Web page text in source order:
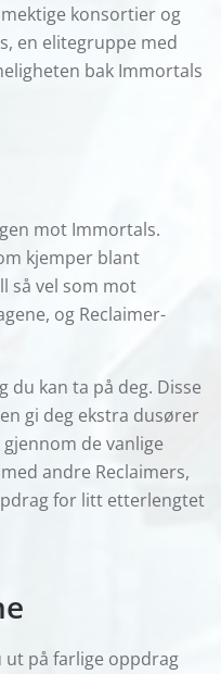
konsortier og
en elitegruppe med
bak Immortals
mot Immortals.
kjemper blant
så vel som mot
og Reclaimer-
du kan ta på deg. Disse
gi deg ekstra dusører
de vanlige
andre Reclaimers,
for litt etterlengtet
ut på farlige oppdrag